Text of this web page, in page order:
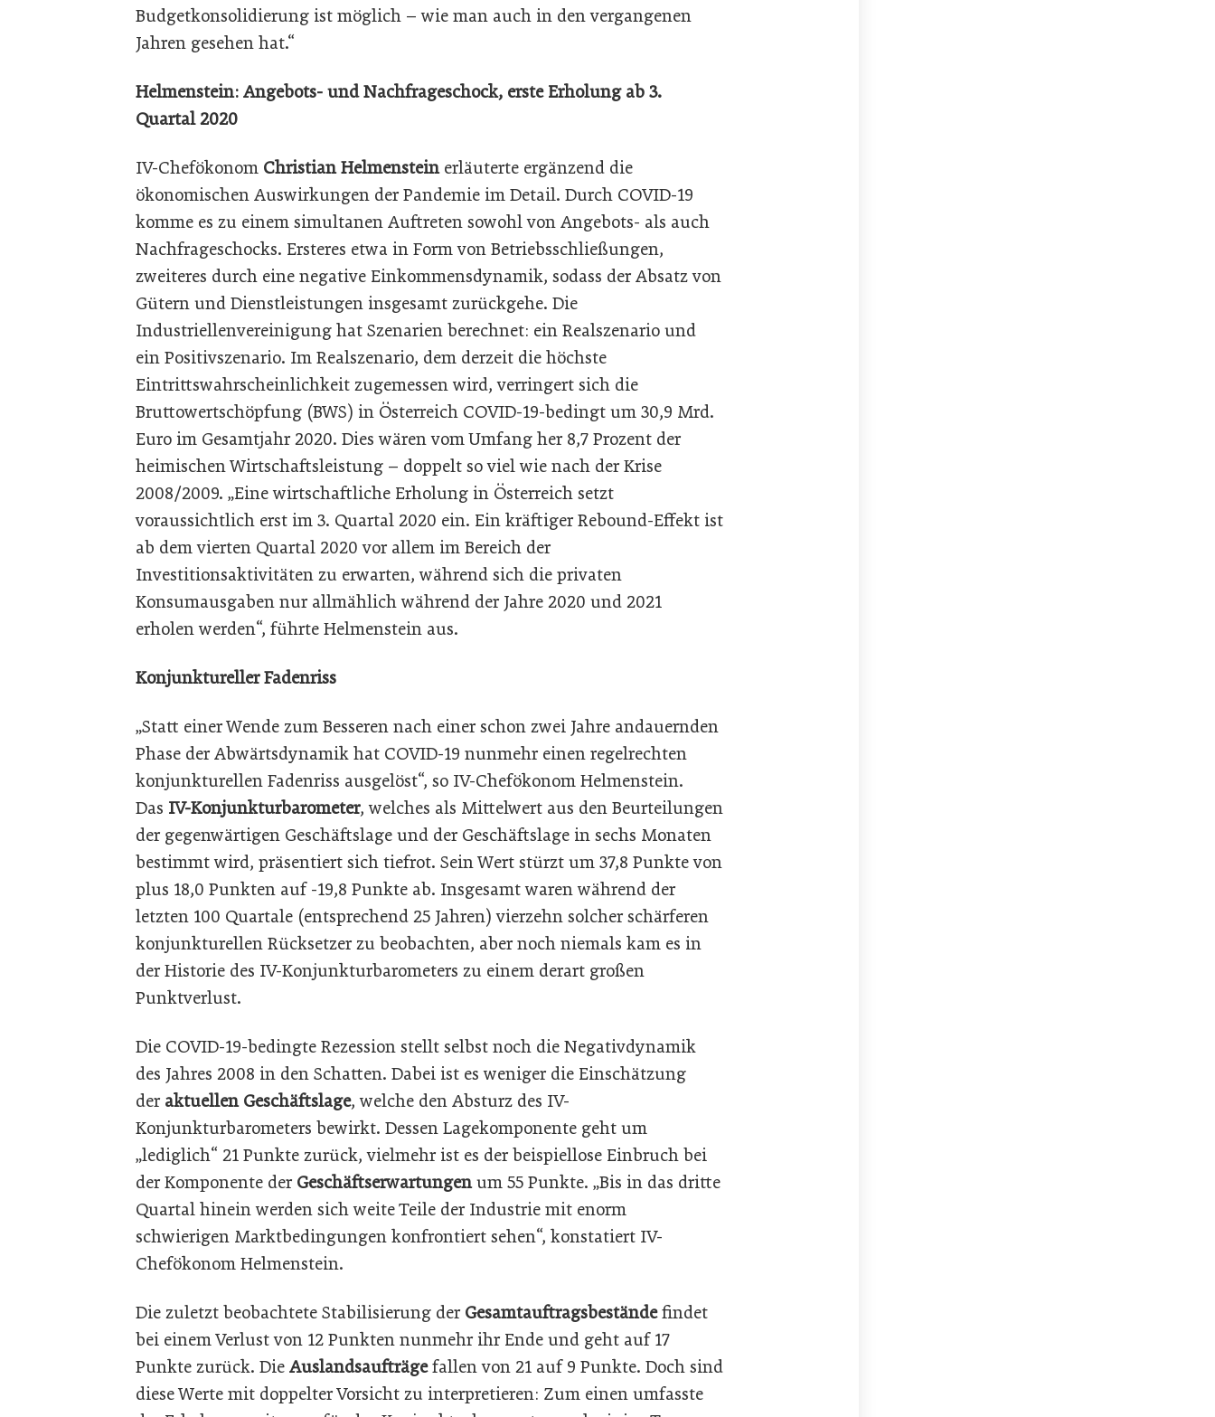
Budgetkonsolidierung ist möglich – wie man auch in den vergangenen
Jahren gesehen hat.“
Helmenstein: Angebots- und Nachfrageschock, erste Erholung ab 3.
Quartal 2020
IV-Chefökonom Christian Helmensteinerläuterte ergänzend die
ökonomischen Auswirkungen der Pandemie im Detail. Durch COVID-19
komme es zu einem simultanen Auftreten sowohl von Angebots- als auch
Nachfrageschocks. Ersteres etwa in Form von Betriebsschließungen,
zweiteres durch eine negative Einkommensdynamik, sodass der Absatz von
Gütern und Dienstleistungen insgesamt zurückgehe. Die
Industriellenvereinigung hat Szenarien berechnet: ein Realszenario und
ein Positivszenario. Im Realszenario, dem derzeit die höchste
Eintrittswahrscheinlichkeit zugemessen wird, verringert sich die
Bruttowertschöpfung (BWS) in Österreich COVID-19-bedingt um 30,9 Mrd.
Euro im Gesamtjahr 2020. Dies wären vom Umfang her 8,7 Prozent der
heimischen Wirtschaftsleistung – doppelt so viel wie nach der Krise
2008/2009. „Eine wirtschaftliche Erholung in Österreich setzt
voraussichtlich erst im 3. Quartal 2020 ein. Ein kräftiger Rebound-Effekt ist
ab dem vierten Quartal 2020 vor allem im Bereich der
Investitionsaktivitäten zu erwarten, während sich die privaten
Konsumausgaben nur allmählich während der Jahre 2020 und 2021
erholen werden“, führte Helmenstein aus.
Konjunktureller Fadenriss
„Statt einer Wende zum Besseren nach einer schon zwei Jahre andauernden
Phase der Abwärtsdynamik hat COVID-19 nunmehr einen regelrechten
konjunkturellen Fadenriss ausgelöst“, so IV-Chefökonom Helmenstein.
Das IV-Konjunkturbarometer, welches als Mittelwert aus den Beurteilungen
der gegenwärtigen Geschäftslage und der Geschäftslage in sechs Monaten
bestimmt wird, präsentiert sich tiefrot. Sein Wert stürzt um 37,8 Punkte von
plus 18,0 Punkten auf -19,8 Punkte ab. Insgesamt waren während der
letzten 100 Quartale (entsprechend 25 Jahren) vierzehn solcher schärferen
konjunkturellen Rücksetzer zu beobachten, aber noch niemals kam es in
der Historie des IV-Konjunkturbarometers zu einem derart großen
Punktverlust.
Die COVID-19-bedingte Rezession stellt selbst noch die Negativdynamik
des Jahres 2008 in den Schatten. Dabei ist es weniger die Einschätzung
der aktuellen Geschäftslage, welche den Absturz des IV-
Konjunkturbarometers bewirkt. Dessen Lagekomponente geht um
„lediglich“ 21 Punkte zurück, vielmehr ist es der beispiellose Einbruch bei
der Komponente der Geschäftserwartungenum 55 Punkte. „Bis in das dritte
Quartal hinein werden sich weite Teile der Industrie mit enorm
schwierigen Marktbedingungen konfrontiert sehen“, konstatiert IV-
Chefökonom Helmenstein.
Die zuletzt beobachtete Stabilisierung der Gesamtauftragsbeständefindet
bei einem Verlust von 12 Punkten nunmehr ihr Ende und geht auf 17
Punkte zurück. Die Auslandsaufträgefallen von 21 auf 9 Punkte. Doch sind
diese Werte mit doppelter Vorsicht zu interpretieren: Zum einen umfasste